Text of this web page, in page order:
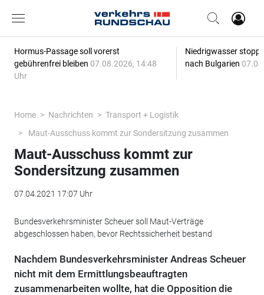
Hormus-Passage soll vorerst
gebührenfrei bleiben 07.08.2026, 14:48
Uhr
Niedrigwasser
nach Bulgarien
Home Nachrichten
Transport + Logistik
Maut-Ausschuss kommt zur Sondersitzung zusammen
Maut-Ausschuss kommt zur
Sondersitzung zusammen
07.04.2021 17:07 Uhr
Bundesverkehrsminister Scheuer soll Maut-Verträge
abgeschlossen haben, bevor Rechtssicherheit bestand
Nachdem Bundesverkehrsminister Andreas Scheuer
nicht mit dem Ermittlungsbeauftragten
zusammenarbeiten wollte, hat die Opposition die